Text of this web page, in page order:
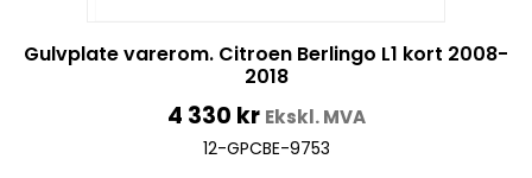
Gulvplate varerom. Citroen Berlingo L1 kort 2008-
2018
4 330 kr Ekskl. MVA
12-GPCBE-9753